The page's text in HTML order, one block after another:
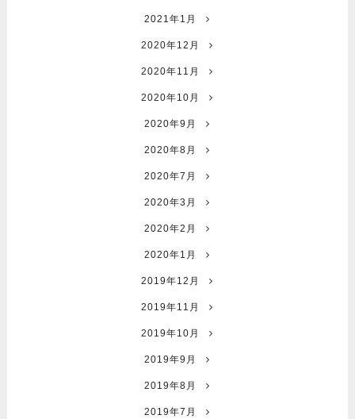
2021年1月
2020年12月
2020年11月
2020年10月
2020年9月
2020年8月
2020年7月
2020年3月
2020年2月
2020年1月
2019年12月
2019年11月
2019年10月
2019年9月
2019年8月
2019年7月